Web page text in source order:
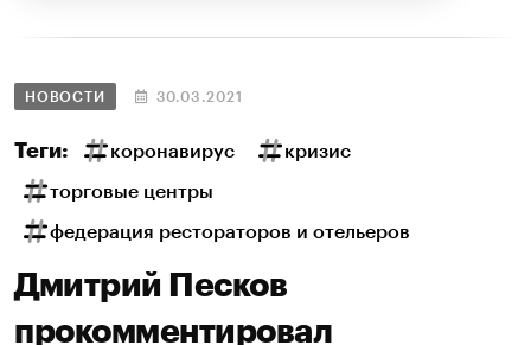
НОВОСТИ 30.03.2021
Теги: коронавирус кризис
торговые центры
федерация рестораторов и отельеров
Дмитрий Песков
прокомментировал